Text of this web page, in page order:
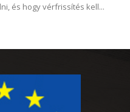
és hogy vérfrissítés kell...